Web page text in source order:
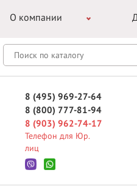
О компании
8 (495) 969-27-64
8 (800) 777-81-94
8 (903) 962-74-17
Телефон для Юр.
лиц